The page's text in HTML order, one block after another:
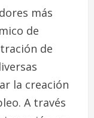
más
de
de
la creación
A través